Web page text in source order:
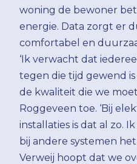
woning de bewoner
energie. Data zorgt er
comfortabel en
‘Ik verwacht dat
tegen die tijd gewend
de kwaliteit die we
Roggeveen toe. ‘Bij
installaties is dat al zo.
bij andere systemen het
Verweij hoopt dat we